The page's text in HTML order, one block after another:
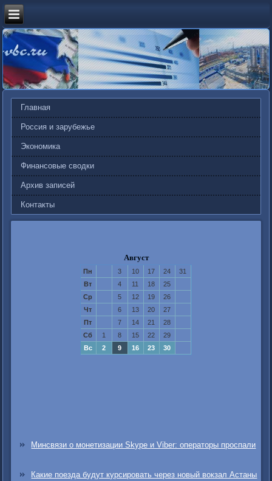
Главная
Россия и зарубежье
Экономика
Финансовые сводки
Архив записей
Контакты
Август
Пн 3 10 17 24
31
Вт
4 11 18
25
Ср
5 12 19
26
Чт
6 13 20
27
Пт
7 14 21
28
Сб
1 8 15 22
29
Вс
2 9 16 23 30
Минсвязи о монетизации Skype и Viber: операторы проспали
Какие поезда будут курсировать через новый вокзал Астаны